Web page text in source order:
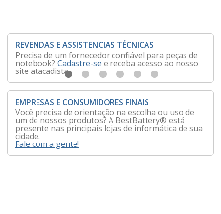
REVENDAS E ASSISTENCIAS TÉCNICAS
Precisa de um fornecedor confiável para peças de
notebook? Cadastre-se e receba acesso ao nosso
site atacadista.
EMPRESAS E CONSUMIDORES FINAIS
Você precisa de orientação na escolha ou uso de
um de nossos produtos? A BestBattery® está
presente nas principais lojas de informática de sua
cidade.
Fale com a gente!